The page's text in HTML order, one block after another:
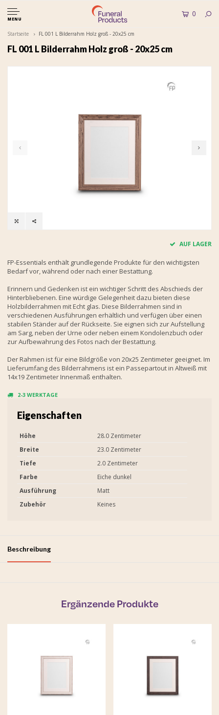
MENU
0
Startseite FL 001 L Bilderrahm Holz groß - 20x25 cm
FL 001 L Bilderrahm Holz groß - 20x25 cm
AUF LAGER
FP-Essentials enthält grundlegende Produkte für den wichtigsten
Bedarf vor, während oder nach einer Bestattung.
Erinnern und Gedenken ist ein wichtiger Schritt des Abschieds der
Hinterbliebenen. Eine würdige Gelegenheit dazu bieten diese
Holzbilderrahmen mit Echt glas. Diese Bilderrahmen sind in
verschiedenen Ausführungen erhältlich und verfügen über einen
stabilen Ständer auf der Rückseite. Sie eignen sich zur Aufstellung
am Sarg, neben der Urne oder neben einem Kondolenzbuch oder
zur Aufbewahrung des Fotos nach der Bestattung.
Der Rahmen ist für eine Bildgröße von 20x25 Zentimeter geeignet. Im
Lieferumfang des Bilderrahmens ist ein Passepartout in Altweiß mit
14x19 Zentimeter Innenmaß enthalten.
2-3 WERKTAGE
Eigenschaften
Höhe
28.0 Zentimeter
Breite
23.0 Zentimeter
Tiefe
2.0 Zentimeter
Farbe
Eiche dunkel
Ausführung
Matt
Zubehör
Keines
Beschreibung
Ergänzende Produkte